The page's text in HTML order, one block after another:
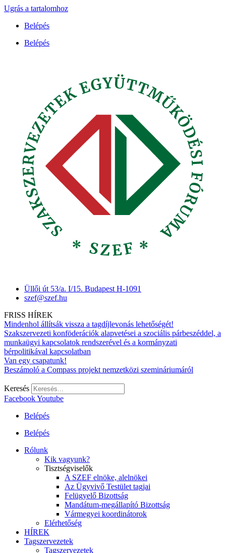
Ugrás a tartalomhoz
Belépés
Belépés
Üllői út 53/a. I/15. Budapest H-1091
szef@szef.hu
FRISS HÍREK
Mindenhol állítsák vissza a tagdíjlevonás lehetőségét!
Szakszervezeti konföderációk alapvetései a szociális párbeszéddel, a
munkaügyi kapcsolatok rendszerével és a kormányzati
bérpolitikával kapcsolatban
Van egy csapatunk!
Beszámoló a Compass projekt nemzetközi szemináriumáról
Keresés
FacebookYoutube
Belépés
Belépés
Rólunk
Kik vagyunk?
Tisztségviselők
A SZEF elnöke, alelnökei
Az Ügyvivő Testület tagjai
Felügyelő Bizottság
Mandátum-megállapító Bizottság
Vármegyei koordinátorok
Elérhetőség
HÍREK
Tagszervezetek
Tagszervezetek